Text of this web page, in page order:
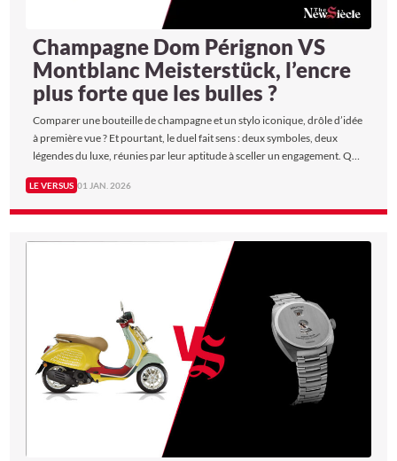
Champagne Dom Pérignon VS
Montblanc Meisterstück, l’encre
plus forte que les bulles ?
Comparer une bouteille de champagne et un stylo iconique, drôle d’idée
à première vue ? Et pourtant, le duel fait sens : deux symboles, deux
légendes du luxe, réunies par leur aptitude à sceller un engagement. Que
signature ou en saisissant un Montblanc Meisterstück pour parapher un
accord, chacun de ces actes transforme un simple instant en un moment
technologie, et bien-sûr, prestige, qui du Champagne Dom Pérignon ou
du stylo Montblanc Meisterstück sortira vainqueur de ce duel
LE VERSUS 01 JAN. 2026